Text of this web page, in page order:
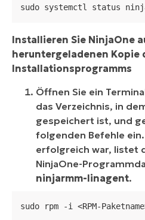
sudo systemctl status
Installieren Sie NinjaOne
heruntergeladenen Kopie
Installationsprogramms
Öffnen Sie ein
das Verzeichnis, in
gespeichert ist, und
folgenden Befehle
erfolgreich war, listet
NinjaOne-
ninjarmm-linagent.
sudo rpm -i <RPM-